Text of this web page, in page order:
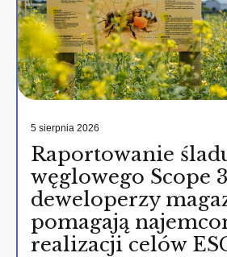
5 sierpnia 2026
Raportowanie
węglowego Scope
deweloperzy
pomagają
realizacji celów